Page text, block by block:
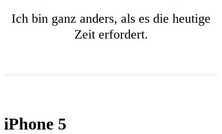
Ich bin ganz anders, als es die heutige
Zeit erfordert.
iPhone 5